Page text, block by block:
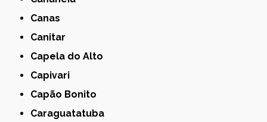
Canas
Canitar
Capela do Alto
Capivari
Capão Bonito
Caraguatatuba